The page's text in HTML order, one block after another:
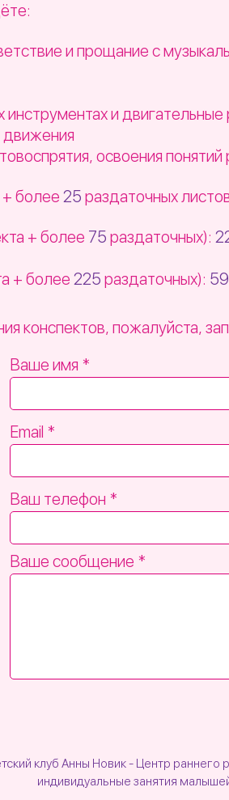
и прощание с
инструментах и
движения
освоения
+ более 25 раздаточных
+ более 75 раздаточных):
+ более 225 раздаточных):
конспектов, пожалуйста,
Ваше имя
Email
Ваш телефон
Ваше сообщение
клуб Анны Новик - Центр раннего
индивидуальные занятия